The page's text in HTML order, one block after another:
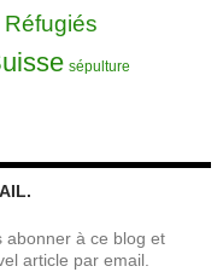
Réfugiés
sépulture
abonner à ce blog et
article par email.